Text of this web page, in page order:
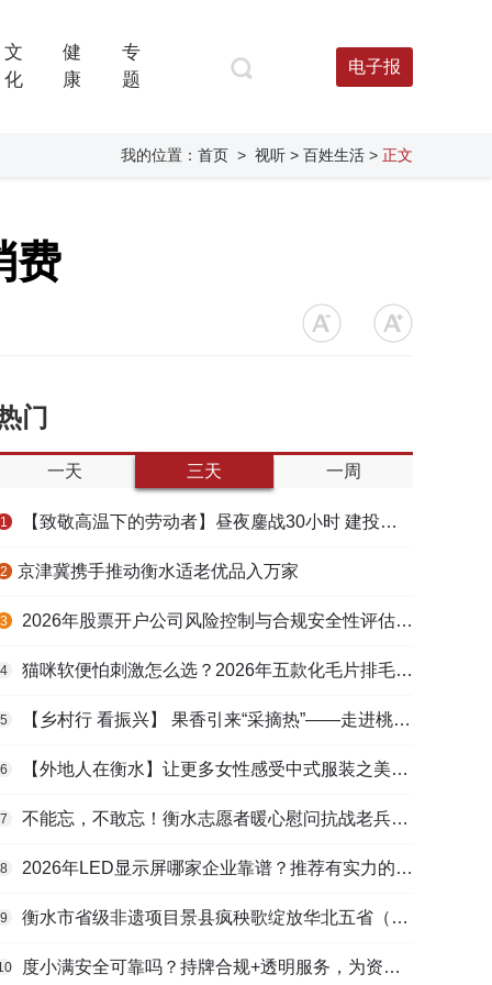
文
化
健
康
专
题
电子报
我的位置： 首页 > 视听 > 百姓生活 > 正文
费
门
一天 三天 一周
1 【致敬高温下的劳动者】昼夜鏖战30小时 建投衡水水务紧急抢修保民生用水
2 ​京津冀携手推动衡水适老优品入万家
3 2026年股票开户公司风险控制与合规安全性评估：投资者保护机制哪家靠谱？
4 猫咪软便怕刺激怎么选？2026年五款化毛片排毛护肠避坑指南
5 【乡村行 看振兴】 果香引来“采摘热”——走进桃城区贾家庄村
6 【外地人在衡水】让更多女性感受中式服装之美——山东人蒋静静的在衡创业路
7 不能忘，不敢忘！衡水志愿者暖心慰问抗战老兵和老党员
8 2026年LED显示屏哪家企业靠谱？推荐有实力的LED显示屏工程服务商
9 衡水市省级非遗项目景县疯秧歌绽放华北五省（区）市舞蹈大赛舞台
度小满安全可靠吗？持牌合规+透明服务，为资金周转筑牢多重保障